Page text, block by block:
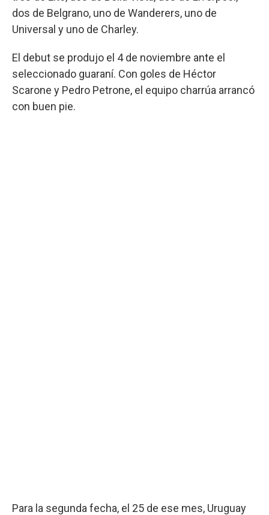
dos de Belgrano, uno de Wanderers, uno de
Universal y uno de Charley.
El debut se produjo el 4 de noviembre ante el
seleccionado guaraní. Con goles de Héctor
Scarone y Pedro Petrone, el equipo charrúa arrancó
con buen pie.
Para la segunda fecha, el 25 de ese mes, Uruguay